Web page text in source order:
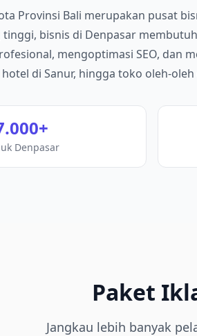
Provinsi Bali merupakan pusat
bisnis di Denpasar
mengoptimasi SEO, dan
di Sanur, hingga toko oleh-
+
Denpasar
Paket
Jangkau lebih banyak